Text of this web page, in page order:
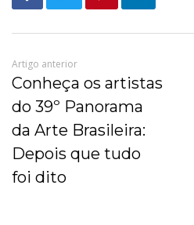
Artigo anterior
Conheça os artistas
do 39º Panorama
da Arte Brasileira:
Depois que tudo
foi dito